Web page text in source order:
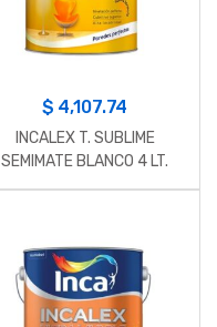
$ 4,107.74
INCALEX T. SUBLIME
SEMIMATE BLANCO 4 LT.